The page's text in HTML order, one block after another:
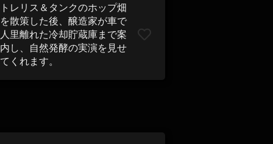
トレリス＆タンクのホップ畑
を散策した後、醸造家が車で
人里離れた冷却貯蔵庫まで案
内し、自然発酵の実演を見せ
てくれます。